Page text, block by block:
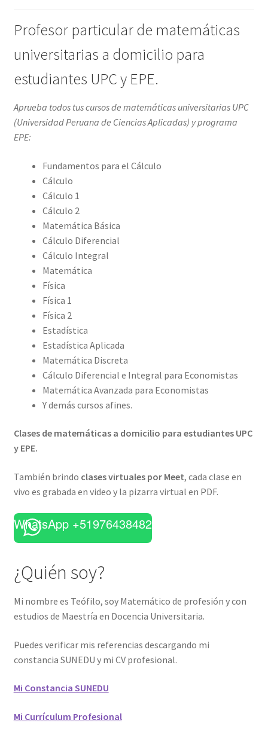
Profesor particular de matemáticas
universitarias a domicilio para
estudiantes UPC y EPE.
Aprueba todos tus cursos de matemáticas universitarias UPC
(Universidad Peruana de Ciencias Aplicadas) y programa
EPE:
Fundamentos para el Cálculo
Cálculo
Cálculo 1
Cálculo 2
Matemática Básica
Cálculo Diferencial
Cálculo Integral
Matemática
Física
Física 1
Física 2
Estadística
Estadística Aplicada
Matemática Discreta
Cálculo Diferencial e Integral para Economistas
Matemática Avanzada para Economistas
Y demás cursos afines.
Clases de matemáticas a domicilio para estudiantes UPC
y EPE.
También brindo clases virtuales por Meet, cada clase en
vivo es grabada en video y la pizarra virtual en PDF.
WhatsApp +51976438482
¿Quién soy?
Mi nombre es Teófilo, soy Matemático de profesión y con
estudios de Maestría en Docencia Universitaria.
Puedes verificar mis referencias descargando mi
constancia SUNEDU y mi CV profesional.
Mi Constancia SUNEDU
Mi Currículum Profesional